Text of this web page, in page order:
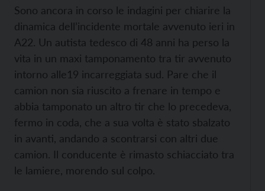
Sono ancora in corso le indagini per chiarire la
dinamica dell’incidente mortale avvenuto ieri in
A22. Un autista tedesco di 48 anni ha perso la
vita in un maxi tamponamento tra tir avvenuto
intorno alle19 incarreggiata sud. Pare che il
camion non sia riuscito a frenare in tempo e
abbia tamponato un altro tir che lo precedeva,
fermo in coda, che a sua volta è stato sbalzato
in avanti, andando a scontrarsi con altri due
camion. Il conducente è rimasto schiacciato tra
le lamiere, morendo sul colpo.